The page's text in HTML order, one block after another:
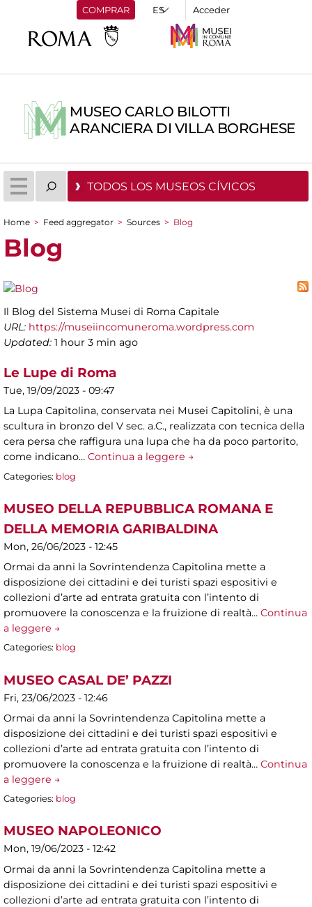
COMPRAR Acceder
MUSEO CARLO BILOTTI
ARANCIERA DI VILLA BORGHESE
TODOS LOS MUSEOS CÍVICOS
You are here
Home > Feed aggregator > Sources > Blog
Blog
Il Blog del Sistema Musei di Roma Capitale
URL: https://museiincomuneroma.wordpress.com
Updated: 1 hour 3 min ago
Le Lupe di Roma
Tue, 19/09/2023 - 09:47
La Lupa Capitolina, conservata nei Musei Capitolini, è una
scultura in bronzo del V sec. a.C., realizzata con tecnica della
cera persa che raffigura una lupa che ha da poco partorito,
come indicano… Continua a leggere →
Categories: blog
MUSEO DELLA REPUBBLICA ROMANA E
DELLA MEMORIA GARIBALDINA
Mon, 26/06/2023 - 12:45
Ormai da anni la Sovrintendenza Capitolina mette a
disposizione dei cittadini e dei turisti spazi espositivi e
collezioni d’arte ad entrata gratuita con l’intento di
promuovere la conoscenza e la fruizione di realtà… Continua
a leggere →
Categories: blog
MUSEO CASAL DE’ PAZZI
Fri, 23/06/2023 - 12:46
Ormai da anni la Sovrintendenza Capitolina mette a
disposizione dei cittadini e dei turisti spazi espositivi e
collezioni d’arte ad entrata gratuita con l’intento di
promuovere la conoscenza e la fruizione di realtà… Continua
a leggere →
Categories: blog
MUSEO NAPOLEONICO
Mon, 19/06/2023 - 12:42
Ormai da anni la Sovrintendenza Capitolina mette a
disposizione dei cittadini e dei turisti spazi espositivi e
collezioni d’arte ad entrata gratuita con l’intento di